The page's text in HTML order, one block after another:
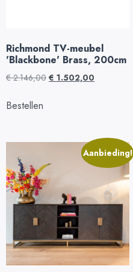
Richmond TV-meubel
'Blackbone' Brass, 200cm
€2.146,00 € 1.502,00
Bestellen
Aanbieding!